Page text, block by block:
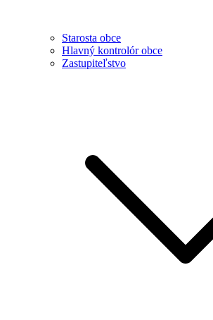
Starosta obce
Hlavný kontrolór obce
Zastupiteľstvo